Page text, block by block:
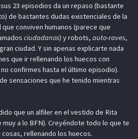
23 episodios da un repaso (bastante
de bastantes dudas existenciales de la
que conviven humanos (parece que
ciudadanos) y robots, auto-raves,
ciudad. Y sin apenas explicarte nada
que ir rellenando los huecos con
confirmes hasta el último episodio).
sensaciones que he tenido mientras
que un alfiler en el vestido de Rita
a lo BFN). Creyéndote todo lo que te
rellenando los huecos.